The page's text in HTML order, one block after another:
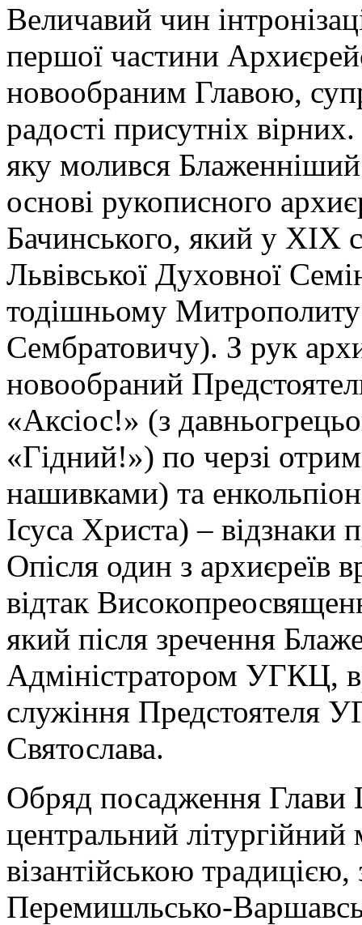
Величавий чин
першої частини
новообраним Главою,
радості присутніх
яку молився
основі рукописного
Бачинського, який у ХІХ
Львівської Духовної
тодішньому
Сембратовичу). З рук
новообраний
«Аксіос!» (з
«Гідний!») по черзі
нашивками) та
Ісуса Христа) – відзнаки
Опісля один з архиєреїв
відтак
який після зречення
Адміністратором УГКЦ,
служіння Предстоятеля
Святослава.
Обряд посадження Глави
центральний літургійний
візантійською
Перемишльсько-